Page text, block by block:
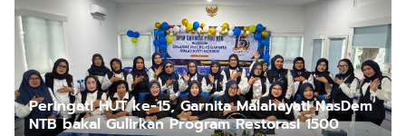
Peringati HUT ke-15, Garnita Malahayati NasDem
NTB bakal Gulirkan Program Restorasi 1500